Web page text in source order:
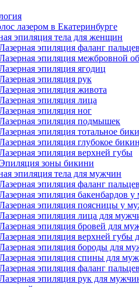
лазером в Екатеринбурге
эпиляция тела для женщин
эпиляция фаланг пальцев
эпиляция межбровной
эпиляция ягодиц
эпиляция рук
эпиляция живота
эпиляция лица
эпиляция ног
эпиляция подмышек
эпиляция тотальное
эпиляция глубокое
эпиляция верхней губы
зоны бикини
эпиляция тела для мужчин
эпиляция фаланг
эпиляция бакенбардов
эпиляция поясницы у
эпиляция лица для
эпиляция бровей для
эпиляция верхней губы
эпиляция бороды для
эпиляция спины для
эпиляция фаланг
эпиляция рук для